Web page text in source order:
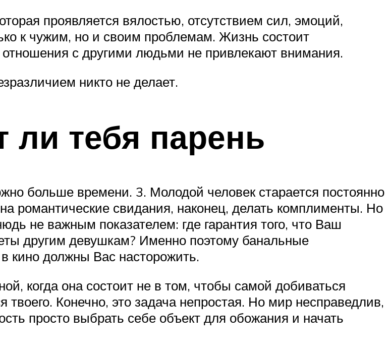
проявляется вялостью, отсутствием сил, эмоций,
к чужим, но и своим проблемам. Жизнь состоит
с другими людьми не привлекают внимания.
никто не делает.
ли тебя парень
больше времени. 3. Молодой человек старается постоянно
романтические свидания, наконец, делать комплименты. Но
не важным показателем: где гарантия того, что Ваш
другим девушкам? Именно поэтому банальные
кино должны Вас насторожить.
когда она состоит не в том, чтобы самой добиваться
Конечно, это задача непростая. Но мир несправедлив,
просто выбрать себе объект для обожания и начать